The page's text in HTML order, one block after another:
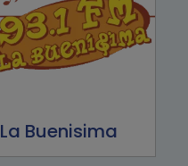
La Buenisima